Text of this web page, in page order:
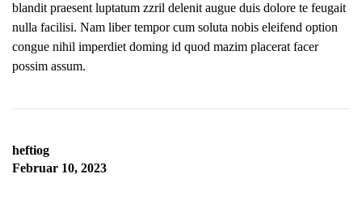
blandit praesent luptatum zzril delenit augue duis dolore te feugait
nulla facilisi. Nam liber tempor cum soluta nobis eleifend option
congue nihil imperdiet doming id quod mazim placerat facer
possim assum.
heftiog
Februar 10, 2023